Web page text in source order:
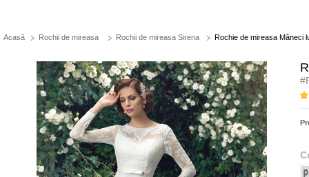
Acasă Rochii de mireasa Rochii de mireasa Sirena Rochie de mireasa Mâneci